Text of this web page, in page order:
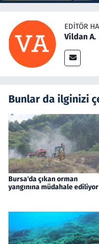
EDITÖR
Vildan A.
Bunlar da ilginizi
Bursa'da çıkan orman
yangınına müdahale ediliyor